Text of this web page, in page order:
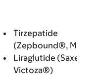
Tirzepatide
(Zepbound®,
Liraglutide
Victoza®)